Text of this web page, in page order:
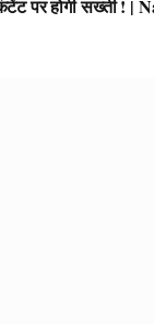
पर होगी सख्ती ! |